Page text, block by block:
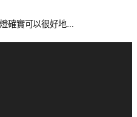
確實可以很好地…